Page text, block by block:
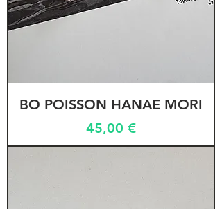
BO POISSON HANAE MORI
Prix
45,00 €